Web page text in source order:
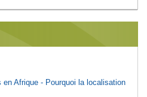
Afrique - Pourquoi la localisation